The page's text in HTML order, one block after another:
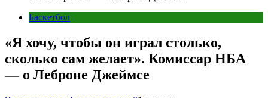
Баскетбол
«Я хочу, чтобы он играл столько,
сколько сам желает». Комиссар НБА
— о Леброне Джеймсе